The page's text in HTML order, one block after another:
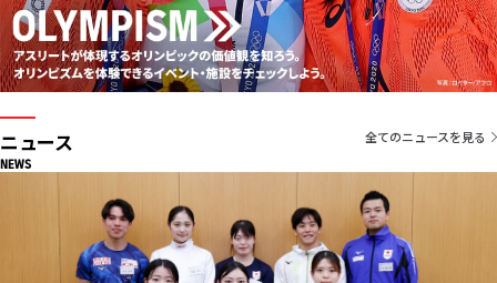
ニュース
NEWS
全てのニュースを見る